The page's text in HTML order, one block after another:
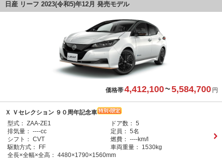
日産 リーフ 2023(令和5)年12月 発売モデル
価格帯4,412,100~5,584,700 円
Ｘ Ｖセレクション ９０周年記念車
型式： ZAA-ZE1 ドア数： 5
排気量： ----cc 定員： 5名
シフト： CVT 燃費： ----km/l
駆動方式：
FF 車両重量：
1530kg
全長×全幅×全高： 4480×1790×1560mm